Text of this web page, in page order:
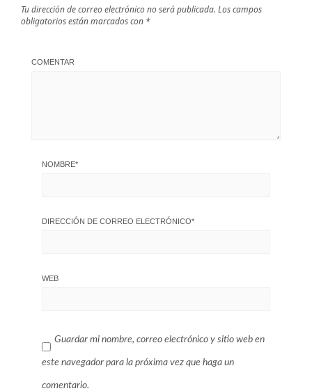
Tu dirección de correo electrónico no será publicada. Los campos
obligatorios están marcados con *
COMENTAR
NOMBRE*
DIRECCIÓN DE CORREO ELECTRÓNICO*
WEB
Guardar mi nombre, correo electrónico y sitio web en
este navegador para la próxima vez que haga un
comentario.